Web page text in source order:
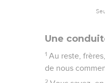
Une
1 Au reste,
de nous
2